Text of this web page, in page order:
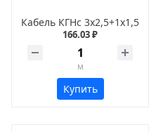
Кабель КГНс 3х2,5+1х1,5
166.03 ₽
м
Купить